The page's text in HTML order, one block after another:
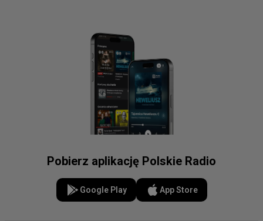
Pobierz aplikację Polskie Radio
Google Play App Store